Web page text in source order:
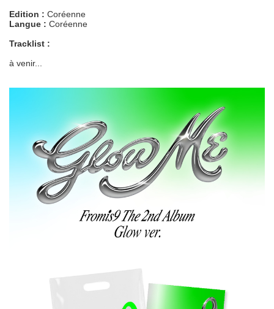
Edition : Coréenne
Langue : Coréenne
Tracklist :
à venir...